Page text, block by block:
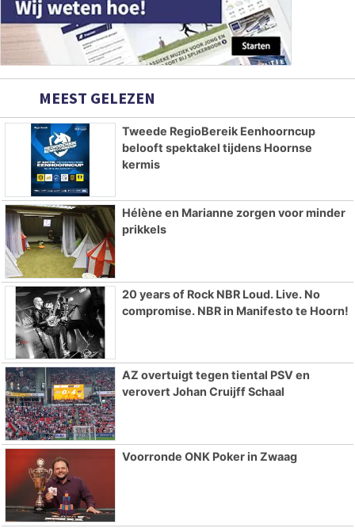
MEEST GELEZEN
Tweede RegioBereik Eenhoorncup
belooft spektakel tijdens Hoornse
kermis
Hélène en Marianne zorgen voor minder
prikkels
20 years of Rock NBR Loud. Live. No
compromise. NBR in Manifesto te Hoorn!
AZ overtuigt tegen tiental PSV en
verovert Johan Cruijff Schaal
Voorronde ONK Poker in Zwaag